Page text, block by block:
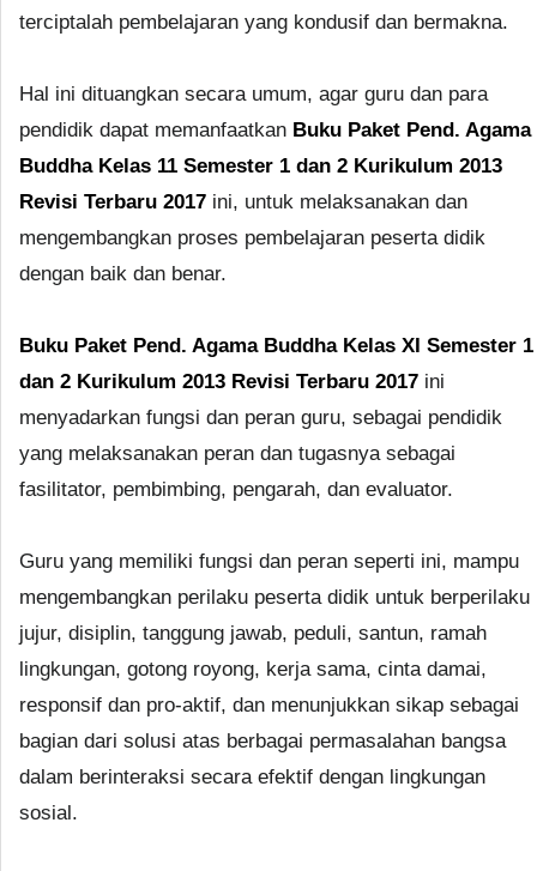
terciptalah pembelajaran yang kondusif dan bermakna.
Hal ini dituangkan secara umum, agar guru dan para
pendidik dapat memanfaatkan Buku Paket Pend. Agama
Buddha Kelas 11 Semester 1 dan 2 Kurikulum 2013
Revisi Terbaru 2017 ini, untuk melaksanakan dan
mengembangkan proses pembelajaran peserta didik
dengan baik dan benar.
Buku Paket Pend. Agama Buddha Kelas XI Semester 1
dan 2 Kurikulum 2013 Revisi Terbaru 2017 ini
menyadarkan fungsi dan peran guru, sebagai pendidik
yang melaksanakan peran dan tugasnya sebagai
fasilitator, pembimbing, pengarah, dan evaluator.
Guru yang memiliki fungsi dan peran seperti ini, mampu
mengembangkan perilaku peserta didik untuk berperilaku
jujur, disiplin, tanggung jawab, peduli, santun, ramah
lingkungan, gotong royong, kerja sama, cinta damai,
responsif dan pro-aktif, dan menunjukkan sikap sebagai
bagian dari solusi atas berbagai permasalahan bangsa
dalam berinteraksi secara efektif dengan lingkungan
sosial.